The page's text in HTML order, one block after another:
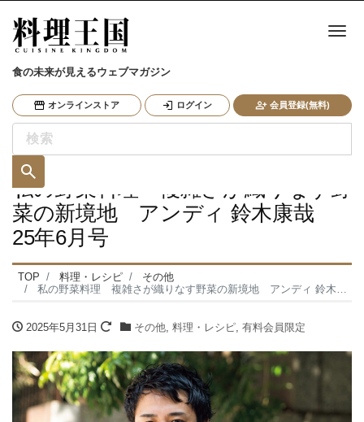
食の未来が見えるウェブマガジン
オンラインストア ログイン 会員登録(無料)
ナ
私の野菜料理 複雑さが織りなす野
菜の新境地 アンディ 鈴木康哉
25年6月号
TOP 料理・レシピ
その他
私の野菜料理 複雑さが織りなす野菜の新境地 アンディ 鈴木康哉 25年6月号
2025年5月31日 その他, 料理・レシピ, 有料会員限定